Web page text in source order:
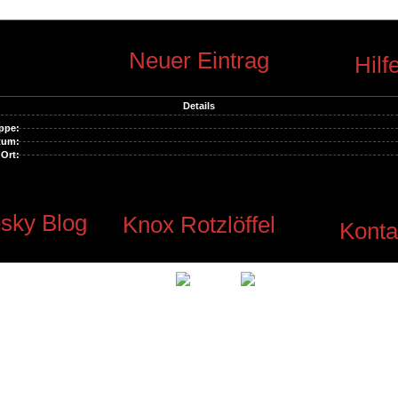
Neuer Eintrag
Details
Ort:
Blog Knox Rotzlöffel